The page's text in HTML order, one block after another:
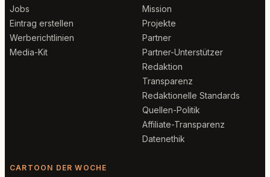
Jobs
Eintrag erstellen
Werberichtlinien
Media-Kit
Mission
Projekte
Partner
Partner-Unterstützer
Redaktion
Transparenz
Redaktionelle Standards
Quellen-Politik
Affiliate-Transparenz
Datenethik
CARTOON DER WOCHE